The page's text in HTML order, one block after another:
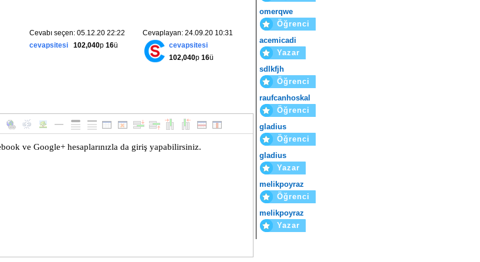
Cevaplayan: 24.09.20 10:31
cevapsitesi
102,040p 16ü
Cevabı seçen: 05.12.20 22:22
cevapsitesi
102,040p 16ü
omerqwe
Öğrenci
acemicadi
Yazar
sdlkfjh
Öğrenci
raufcanhoskal
Öğrenci
gladius
Öğrenci
gladius
Yazar
melikpoyraz
Öğrenci
melikpoyraz
Yazar